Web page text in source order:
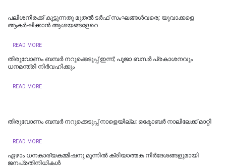
പലിശനിരക്ക് കൂട്ടുന്നതു മുതൽ ടർഫ് സംഘങ്ങൾവരെ; യുവാക്കളെ
ആകർഷിക്കാൻ ആശയങ്ങളേറെ
READ MORE
തിരുവോണം ബമ്പർ നറുക്കെടുപ്പ് ഇന്ന്; പൂജാ ബമ്പർ പ്രകാശനവും
ധനമന്ത്രി നിർവഹിക്കും
READ MORE
തിരുവോണം ബമ്പര്‍ നറുക്കെടുപ്പ് നാളെയില്ല: ഒക്ടോബര്‍ നാലിലേക്ക് മാറ്റി
READ MORE
ഏഴാം ധനകാര്യകമ്മിഷനു മുന്നിൽ ക്രിയാത്മക നിർദേശങ്ങളുമായി
ജനപ്രതിനിധികൾ